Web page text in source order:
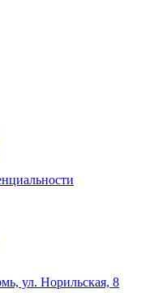
ул. Норильская, 8